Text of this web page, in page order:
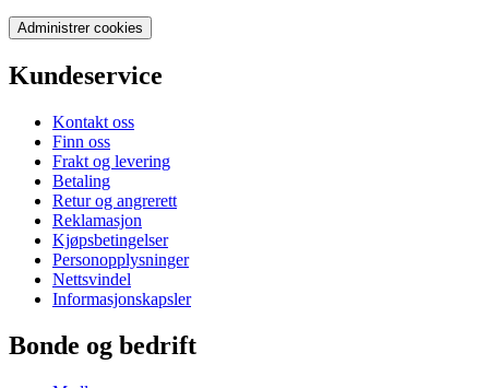
Administrer cookies
Kundeservice
Kontakt oss
Finn oss
Frakt og levering
Betaling
Retur og angrerett
Reklamasjon
Kjøpsbetingelser
Personopplysninger
Nettsvindel
Informasjonskapsler
Bonde og bedrift